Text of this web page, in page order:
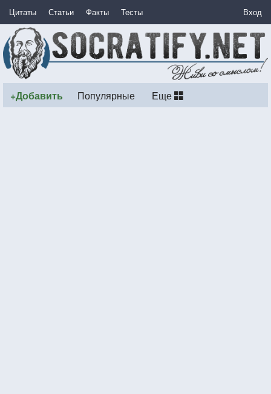
Цитаты Статьи Факты Тесты Вход
+Добавить Популярные Еще